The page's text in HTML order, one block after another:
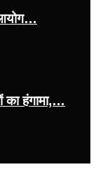
आयोग…
का हंगामा,…